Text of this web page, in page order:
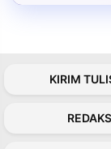
KIRIM